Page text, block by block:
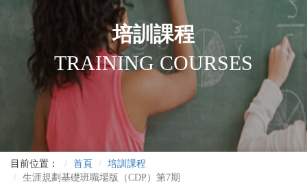
培訓課程
TRAINING COURSES
目前位置： 首頁
培訓課程
生涯規劃基礎班職場版（CDP）第7期